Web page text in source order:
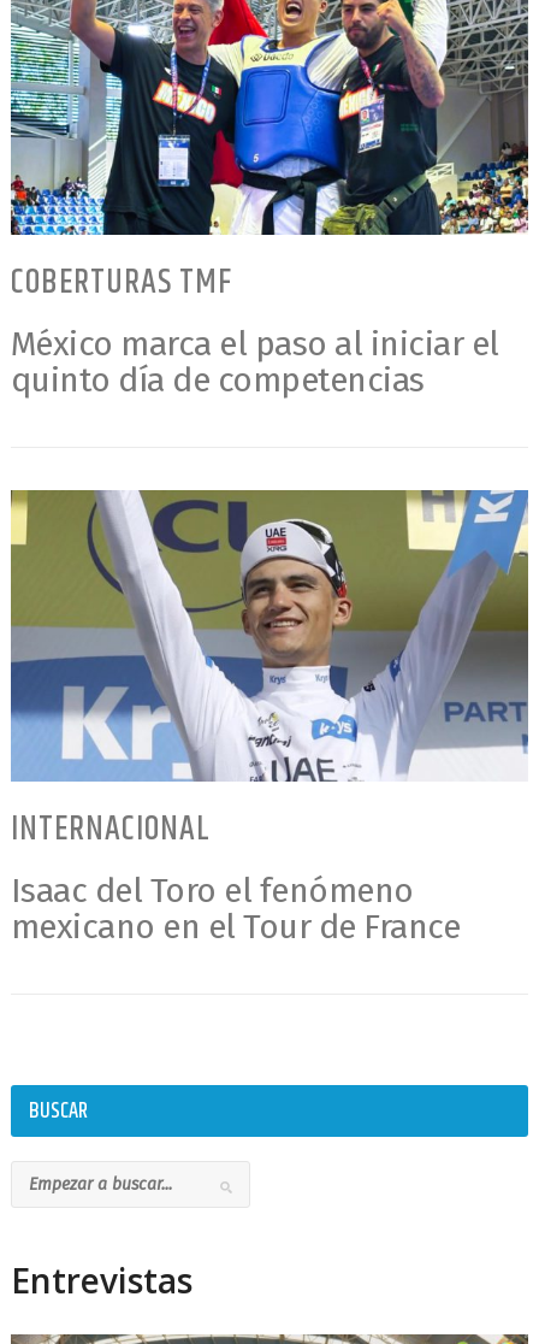
COBERTURAS TMF
México marca el paso al iniciar el
quinto día de competencias
INTERNACIONAL
Isaac del Toro el fenómeno
mexicano en el Tour de France
BUSCAR
Entrevistas